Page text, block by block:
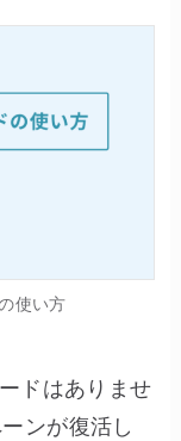
使い方
ドはありませ
ンが復活し